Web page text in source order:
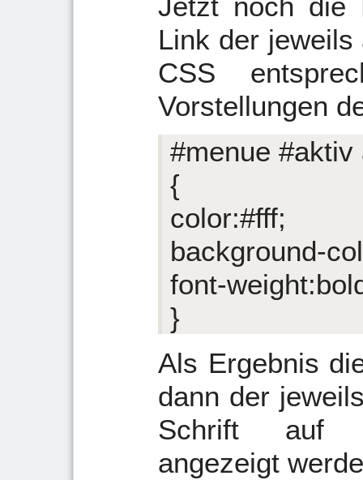
Jetzt noch die
Link der
CSS
Vorstellungen
#menue #aktiv
{
color:#fff;
background-
font-
}
Als Ergebnis
dann der
Schrift auf
angezeigt